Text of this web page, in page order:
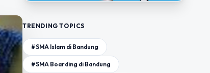
TRENDING TOPICS
#SMA Islam di Bandung
#SMA Boarding di Bandung